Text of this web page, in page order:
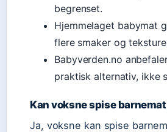
begrenset.
Hjemmelaget babymat
flere smaker og
Babyverden.no
praktisk alternativ, ikke
Kan voksne spise
Ja, voksne kan spise